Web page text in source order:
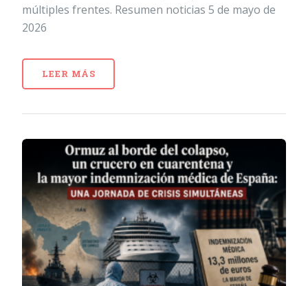
múltiples frentes. Resumen noticias 5 de mayo de
2026
LEER MÁS